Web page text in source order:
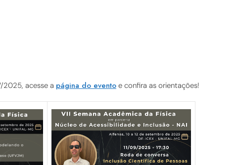
2025, acesse a página do evento e confira as orientações!